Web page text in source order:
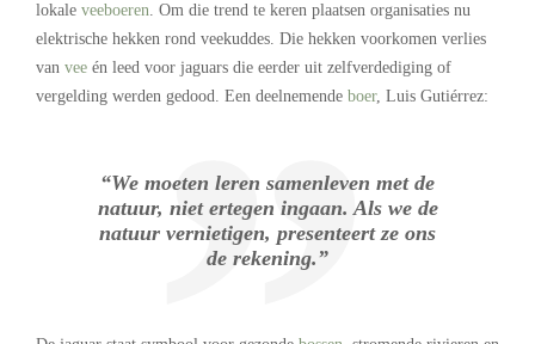
lokale veeboeren . Om die trend te keren plaatsen organisaties nu
elektrische hekken rond veekuddes. Die hekken voorkomen verlies
van vee én leed voor jaguars die eerder uit zelfverdediging of
vergelding werden gedood. Een deelnemende boer, Luis Gutiérrez:
“We moeten leren samenleven met de
natuur, niet ertegen ingaan. Als we de
natuur vernietigen, presenteert ze ons
de rekening.”